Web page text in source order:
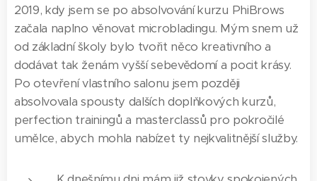
2019, kdy jsem se po absolvování kurzu PhiBrows
začala naplno věnovat microbladingu. Mým snem už
od základní školy bylo tvořit něco kreativního a
dodávat tak ženám vyšší sebevědomí a pocit krásy.
Po otevření vlastního salonu jsem později
absolvovala spousty dalších doplňkových kurzů,
perfection trainingů a masterclassů pro pokročilé
umělce, abych mohla nabízet ty nejkvalitnější služby.